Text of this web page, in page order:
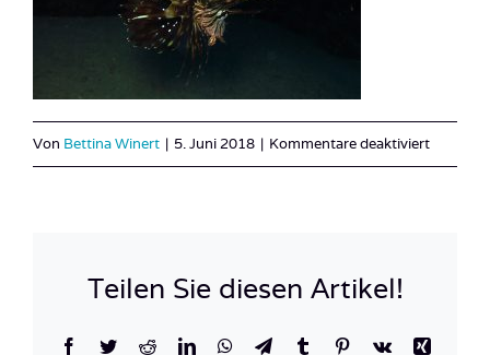
Von Bettina Winert | 5. Juni 2018 | Kommentare deaktiviertfür
Teilen Sie diesen Artikel!
Facebook
TwitterRedditLinkedInWhatsApp
TelegramTumblrPinterest
Vk
Xing